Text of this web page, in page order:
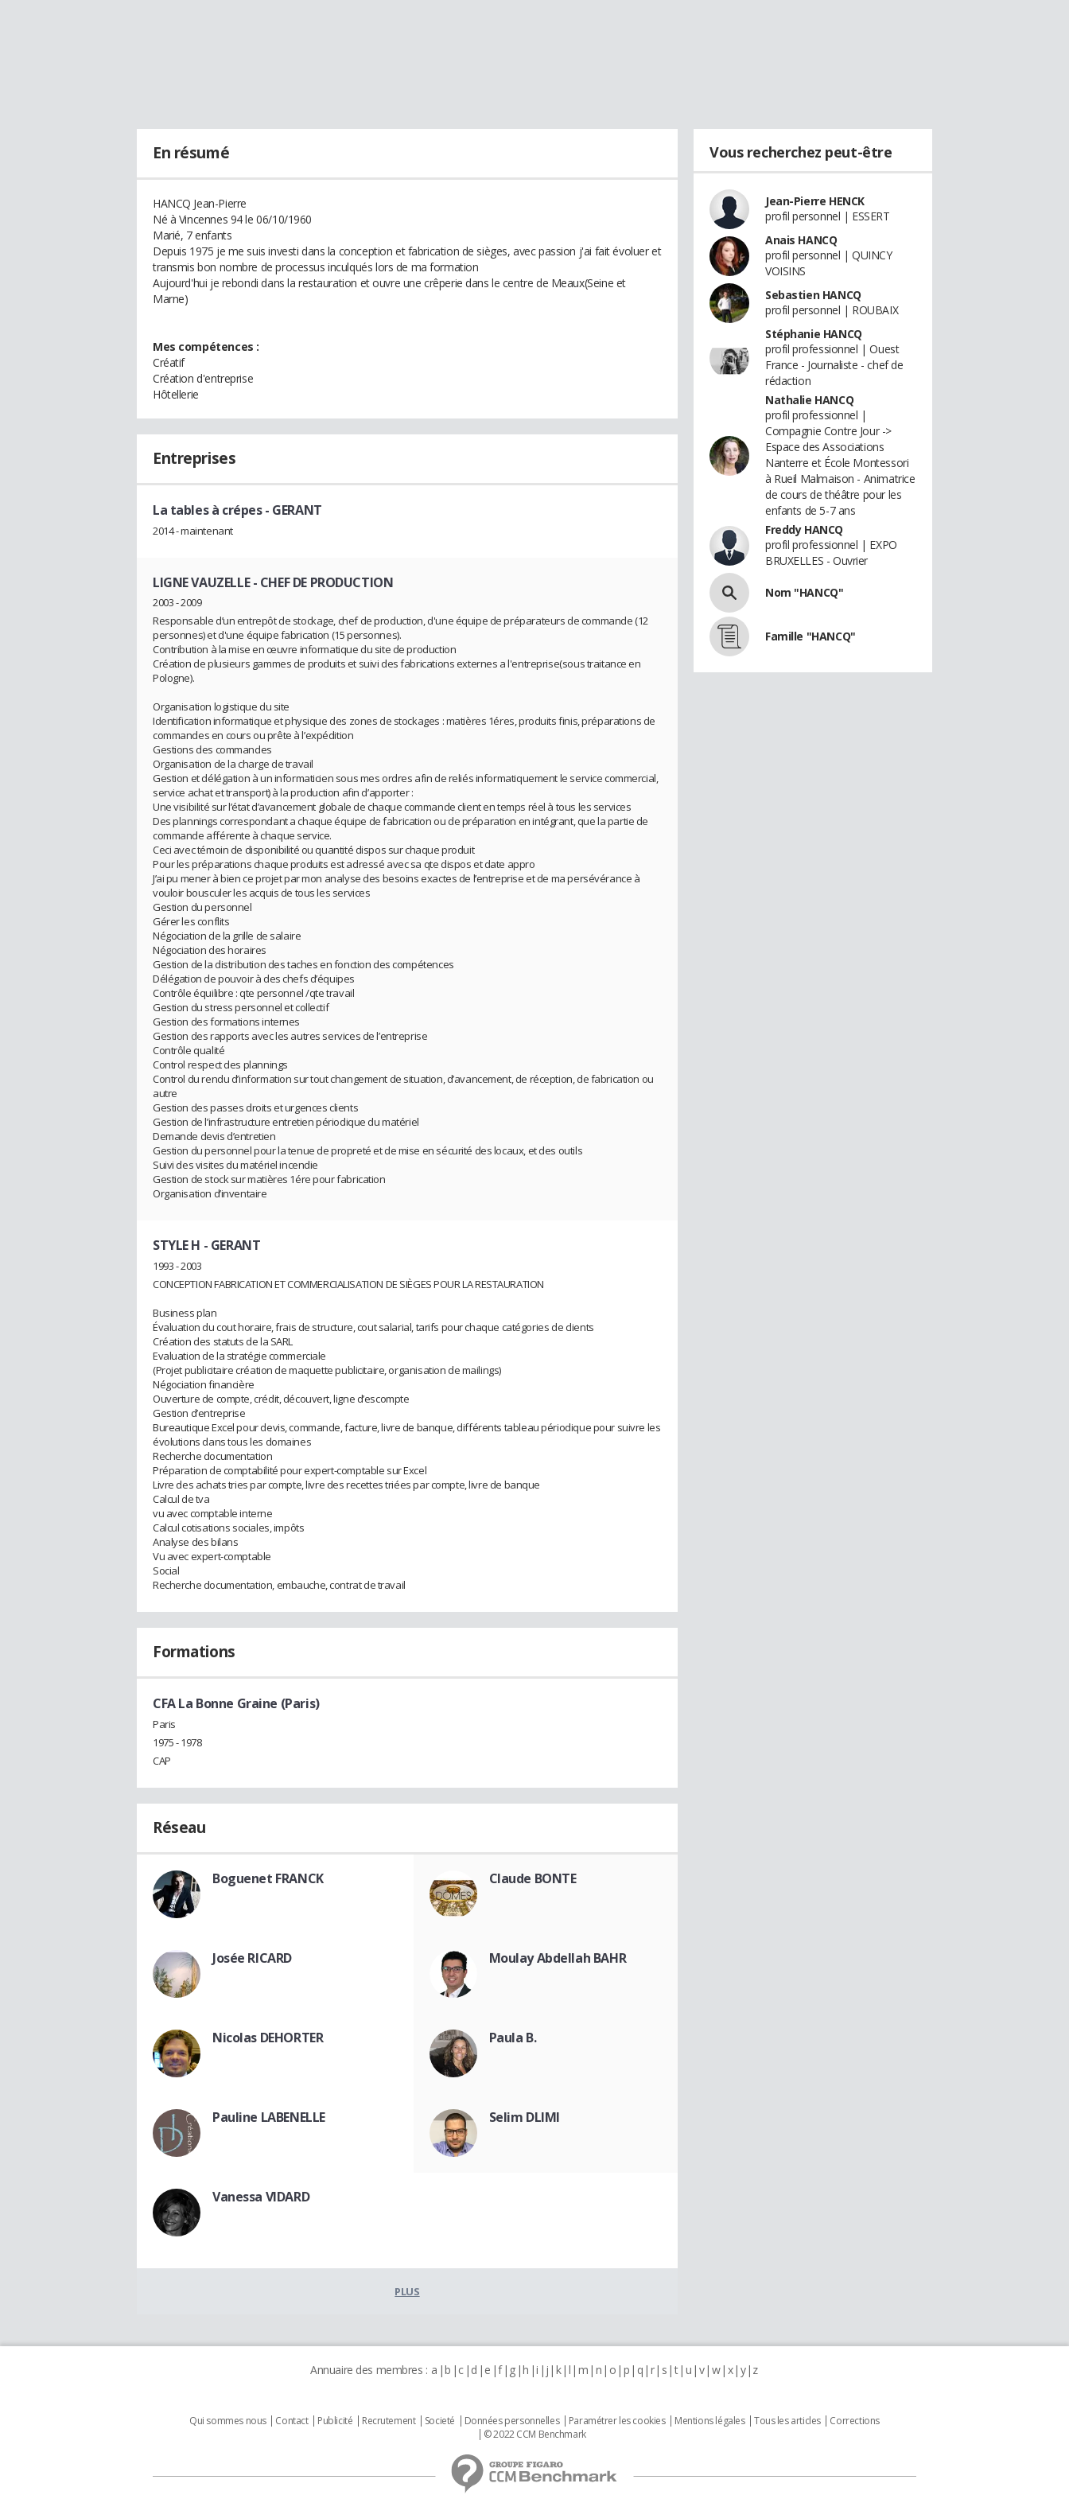
En résumé
HANCQ Jean-Pierre
Né à Vincennes 94 le 06/10/1960
Marié, 7 enfants
Depuis 1975 je me suis investi dans la conception et fabrication de sièges, avec passion j'ai fait évoluer et
transmis bon nombre de processus inculqués lors de ma formation
Aujourd'hui je rebondi dans la restauration et ouvre une crêperie dans le centre de Meaux(Seine et
Marne)
Mes compétences :
Créatif
Création d'entreprise
Hôtellerie
Entreprises
La tables à crépes- GERANT
2014 - maintenant
LIGNE VAUZELLE- CHEF DE PRODUCTION
2003 - 2009
Responsable d’un entrepôt de stockage, chef de production, d'une équipe de préparateurs de commande (12
personnes) et d'une équipe fabrication (15 personnes).
Contribution à la mise en œuvre informatique du site de production
Création de plusieurs gammes de produits et suivi des fabrications externes a l'entreprise(sous traitance en
Pologne).
Organisation logistique du site
Identification informatique et physique des zones de stockages : matières 1éres, produits finis, préparations de
commandes en cours ou prête à l’expédition
Gestions des commandes
Organisation de la charge de travail
Gestion et délégation à un informaticien sous mes ordres afin de reliés informatiquement le service commercial,
service achat et transport) à la production afin d’apporter :
Une visibilité sur l’état d’avancement globale de chaque commande client en temps réel à tous les services
Des plannings correspondant a chaque équipe de fabrication ou de préparation en intégrant, que la partie de
commande afférente à chaque service.
Ceci avec témoin de disponibilité ou quantité dispos sur chaque produit
Pour les préparations chaque produits est adressé avec sa qte dispos et date appro
J’ai pu mener à bien ce projet par mon analyse des besoins exactes de l’entreprise et de ma persévérance à
vouloir bousculer les acquis de tous les services
Gestion du personnel
Gérer les conflits
Négociation de la grille de salaire
Négociation des horaires
Gestion de la distribution des taches en fonction des compétences
Délégation de pouvoir à des chefs d’équipes
Contrôle équilibre : qte personnel /qte travail
Gestion du stress personnel et collectif
Gestion des formations internes
Gestion des rapports avec les autres services de l’entreprise
Contrôle qualité
Control respect des plannings
Control du rendu d’information sur tout changement de situation, d’avancement, de réception, de fabrication ou
autre
Gestion des passes droits et urgences clients
Gestion de l’infrastructure entretien périodique du matériel
Demande devis d’entretien
Gestion du personnel pour la tenue de propreté et de mise en sécurité des locaux, et des outils
Suivi des visites du matériel incendie
Gestion de stock sur matières 1ére pour fabrication
Organisation d’inventaire
STYLE H - GERANT
1993 - 2003
CONCEPTION FABRICATION ET COMMERCIALISATION DE SIÈGES POUR LA RESTAURATION
Business plan
Évaluation du cout horaire, frais de structure, cout salarial, tarifs pour chaque catégories de clients
Création des statuts de la SARL
Evaluation de la stratégie commerciale
(Projet publicitaire création de maquette publicitaire, organisation de mailings)
Négociation financière
Ouverture de compte, crédit, découvert, ligne d’escompte
Gestion d’entreprise
Bureautique Excel pour devis, commande, facture, livre de banque, différents tableau périodique pour suivre les
évolutions dans tous les domaines
Recherche documentation
Préparation de comptabilité pour expert-comptable sur Excel
Livre des achats tries par compte, livre des recettes triées par compte, livre de banque
Calcul de tva
vu avec comptable interne
Calcul cotisations sociales, impôts
Analyse des bilans
Vu avec expert-comptable
Social
Recherche documentation, embauche, contrat de travail
Formations
CFA La Bonne Graine (Paris)
Paris
1975 - 1978
CAP
Réseau
Boguenet FRANCK Claude BONTE
Josée RICARD Moulay Abdellah BAHR
Nicolas DEHORTER Paula B.
Pauline LABENELLE Selim DLIMI
Vanessa VIDARD
PLUS
Vous recherchez peut-être
Jean-Pierre HENCK
profil personnel | ESSERT
Anais HANCQ
profil personnel | QUINCY
VOISINS
Sebastien HANCQ
profil personnel | ROUBAIX
Stéphanie HANCQ
profil professionnel | Ouest
France - Journaliste - chef de
rédaction
Nathalie HANCQ
profil professionnel |
Compagnie Contre Jour ->
Espace des Associations
Nanterre et École Montessori
à Rueil Malmaison - Animatrice
de cours de théâtre pour les
enfants de 5-7 ans
Freddy HANCQ
profil professionnel | EXPO
BRUXELLES - Ouvrier
Nom "HANCQ"
Famille "HANCQ"
Annuaire des membres : a b c d e f g h i j k l m n o p q r s t u v w x y z
Qui sommes nous Contact Publicité Recrutement Societé Données personnelles Paramétrer les cookies Mentions légales Tous les articles
Corrections
© 2022 CCM Benchmark